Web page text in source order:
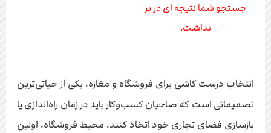
جستجو شما نتیجه ای در بر
نداشت.
انتخاب درست کاشی برای فروشگاه و مغازه، یکی از حیاتی‌ترین
تصمیماتی است که صاحبان کسب‌وکار باید در زمان راه‌اندازی یا
بازسازی فضای تجاری خود اتخاذ کنند. محیط فروشگاه، اولین